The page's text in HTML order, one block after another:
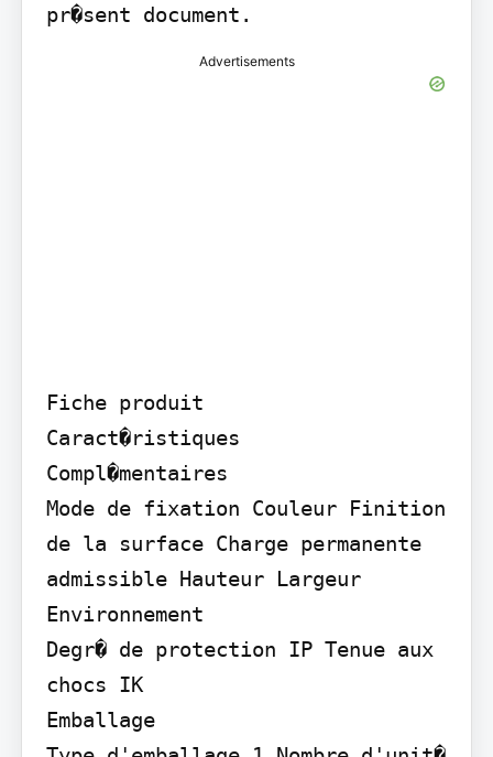
pr�sent document.
Advertisements
Fiche produit
Caract�ristiques
Compl�mentaires
Mode de fixation Couleur Finition
de la surface Charge permanente
admissible Hauteur Largeur
Environnement
Degr� de protection IP Tenue aux
chocs IK
Emballage